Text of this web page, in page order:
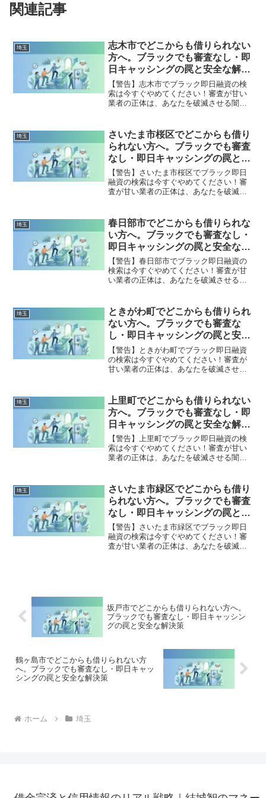
関連記事
埼玉
志木市でどこからも借りられない
方へ。ブラックでも審査なし・即
日キャッシングの罠と安全な解決
策
【警告】志木市でブラック即日融資の検
索は今すぐやめてください！審査が甘い
業者の正体は、あなたを破滅させる闇金
市で違法業者を避け、借金地獄から抜け
出した方々の実体験と確実な解決策を完
全公開。
埼玉
さいたま市桜区でどこからも借り
られない方へ。ブラックでも審査
なし・即日キャッシングの罠と安
全な解決策
【警告】さいたま市桜区でブラック即日
融資の検索は今すぐやめてください！審
査が甘い業者の正体は、あなたを破滅さ
す。さいたま市桜区で違法業者を避け、
借金地獄から抜け出した方々の実体験と
確実な解決策を完全公開。
埼玉
春日部市でどこからも借りられな
い方へ。ブラックでも審査なし・
即日キャッシングの罠と安全な解
決策
【警告】春日部市でブラック即日融資の
検索は今すぐやめてください！審査が甘
い業者の正体は、あなたを破滅させる闇
春日部市で違法業者を避け、借金地獄か
ら抜け出した方々の実体験と確実な解決
策を完全公開。
埼玉
ときがわ町でどこからも借りられ
ない方へ。ブラックでも審査な
し・即日キャッシングの罠と安全
な解決策
【警告】ときがわ町でブラック即日融資
の検索は今すぐやめてください！審査が
甘い業者の正体は、あなたを破滅させる
ときがわ町で違法業者を避け、借金地獄
から抜け出した方々の実体験と確実な解
決策を完全公開。
埼玉
上里町でどこからも借りられない
方へ。ブラックでも審査なし・即
日キャッシングの罠と安全な解決
策
【警告】上里町でブラック即日融資の検
索は今すぐやめてください！審査が甘い
業者の正体は、あなたを破滅させる闇金
町で違法業者を避け、借金地獄から抜け
出した方々の実体験と確実な解決策を完
全公開。
埼玉
さいたま市緑区でどこからも借り
られない方へ。ブラックでも審査
なし・即日キャッシングの罠と安
全な解決策
【警告】さいたま市緑区でブラック即日
融資の検索は今すぐやめてください！審
査が甘い業者の正体は、あなたを破滅さ
坂戸市でどこからも借りられない方へ。
ブラックでも審査なし・即日キャッシン
グの罠と安全な解決策
鶴ヶ島市でどこからも借りられない方
へ。ブラックでも審査なし・即日キャッ
シングの罠と安全な解決策
ホーム 埼玉